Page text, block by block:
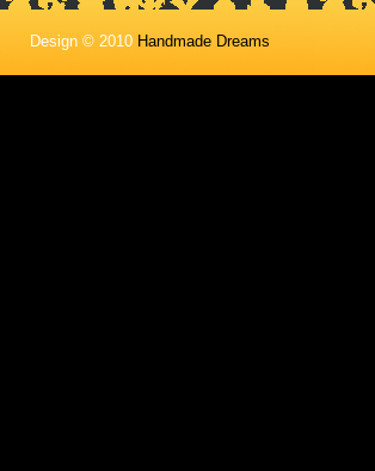
Design © 2010 Handmade Dreams